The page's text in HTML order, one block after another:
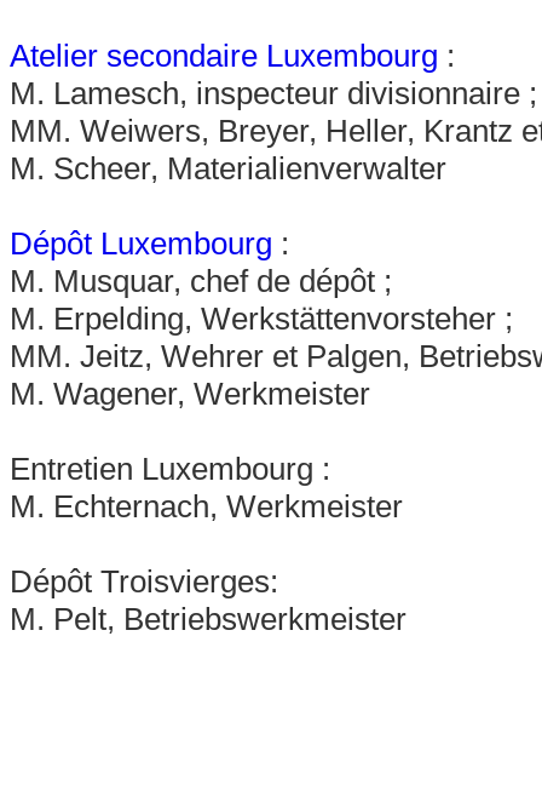
Atelier secondaire Luxembourg :
M. Lamesch, inspecteur divisionnaire ;
MM. Weiwers, Breyer, Heller, Krantz
M. Scheer, Materialienverwalter
Dépôt Luxembourg :
M. Musquar, chef de dépôt ;
M. Erpelding, Werkstättenvorsteher ;
MM. Jeitz, Wehrer et Palgen,
M. Wagener, Werkmeister
Entretien Luxembourg :
M. Echternach, Werkmeister
Dépôt Troisvierges:
M. Pelt, Betriebswerkmeister